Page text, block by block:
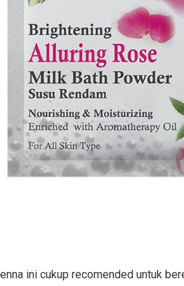
ini cukup recomended untuk